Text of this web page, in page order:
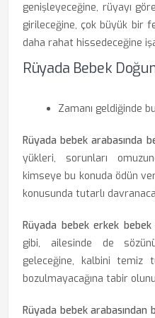
genişleyeceğine, rüyayı
girileceğine, çok büyük bir
daha rahat hissedeceğine
Rüyada Bebek
Zamanı geldiğinde
Rüyada bebek arabasında
yükleri, sorunları
kimseye bu konuda ödün
konusunda tutarlı
Rüyada bebek erkek
gibi, ailesinde de
geleceğine, kalbini temiz
bozulmayacağına tabir
Rüyada bebek arabasından